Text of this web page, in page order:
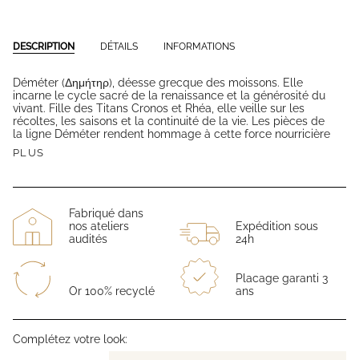
DESCRIPTION DÉTAILS INFORMATIONS
Déméter (Δημήτηρ), déesse grecque des moissons. Elle
incarne le cycle sacré de la renaissance et la générosité du
vivant. Fille des Titans Cronos et Rhéa, elle veille sur les
récoltes, les saisons et la continuité de la vie. Les pièces de
la ligne Déméter rendent hommage à cette force nourricière
PLUS
Fabriqué dans
nos ateliers
audités
Expédition sous
24h
Or 100% recyclé
Placage garanti 3
ans
Complétez votre look: